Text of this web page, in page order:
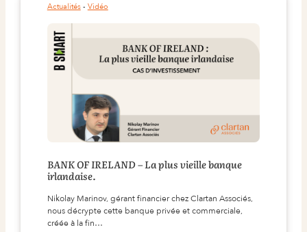
Actualités - Vidéo
BANK OF IRELAND – La plus vieille banque
irlandaise.
Nikolay Marinov, gérant financier chez Clartan Associés,
nous décrypte cette banque privée et commerciale,
créée à la fin…